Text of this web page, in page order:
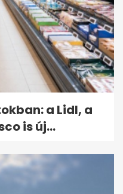
a Lidl, a
is új...